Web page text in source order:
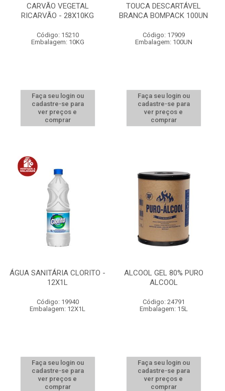
CARVÃO VEGETAL
RICARVÃO - 28X10KG
Código: 15210
Embalagem: 10KG
Faça seu login ou
cadastre-se para
ver preços e
comprar
TOUCA DESCARTÁVEL
BRANCA BOMPACK 100UN
Código: 17909
Embalagem: 100UN
Faça seu login ou
cadastre-se para
ver preços e
comprar
ÁGUA SANITÁRIA CLORITO -
12X1L
Código: 19940
Embalagem: 12X1L
Faça seu login ou
cadastre-se para
ver preços e
comprar
ALCOOL GEL 80% PURO
ALCOOL
Código: 24791
Embalagem: 15L
Faça seu login ou
cadastre-se para
ver preços e
comprar